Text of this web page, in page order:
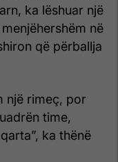
ka lëshuar një
në
që përballja
një rimeç, por
time,
ka thënë